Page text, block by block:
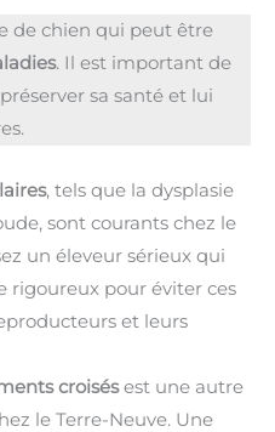
de chien qui peut être
. Il est important de
sa santé et lui
, tels que la dysplasie
sont courants chez le
un éleveur sérieux qui
rigoureux pour éviter ces
et leurs
croisésest une autre
le Terre-Neuve. Une